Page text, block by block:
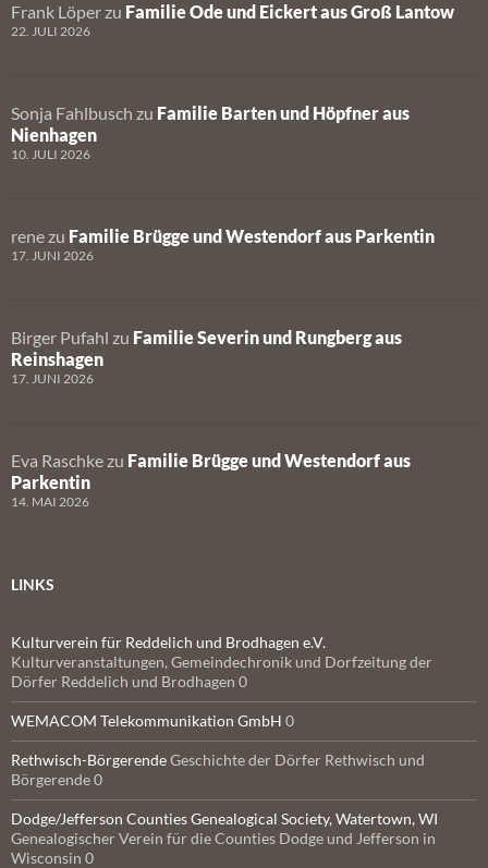
Frank Löper zu Familie Ode und Eickert aus Groß Lantow
22. JULI 2026
Sonja Fahlbusch zu Familie Barten und Höpfner aus
Nienhagen
10. JULI 2026
rene zu Familie Brügge und Westendorf aus Parkentin
17. JUNI 2026
Birger Pufahl zu Familie Severin und Rungberg aus
Reinshagen
17. JUNI 2026
Eva Raschke zu Familie Brügge und Westendorf aus
Parkentin
14. MAI 2026
LINKS
Kulturverein für Reddelich und Brodhagen e.V.
Kulturveranstaltungen, Gemeindechronik und Dorfzeitung der
Dörfer Reddelich und Brodhagen 0
WEMACOM Telekommunikation GmbH 0
Rethwisch-BörgerendeGeschichte der Dörfer Rethwisch und
Börgerende 0
Dodge/Jefferson Counties Genealogical Society, Watertown, WI
Genealogischer Verein für die Counties Dodge und Jefferson in
Wisconsin 0